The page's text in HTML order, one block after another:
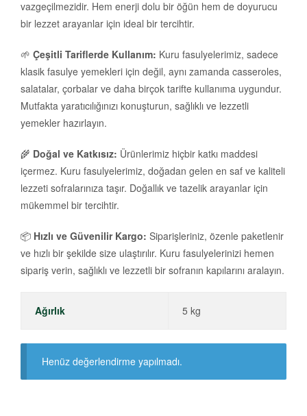
vazgeçilmezidir. Hem enerji dolu bir öğün hem de doyurucu
bir lezzet arayanlar için ideal bir tercihtir.
🌱 Çeşitli Tariflerde Kullanım: Kuru fasulyelerimiz, sadece
klasik fasulye yemekleri için değil, aynı zamanda casseroles,
salatalar, çorbalar ve daha birçok tarifte kullanıma uygundur.
Mutfakta yaratıcılığınızı konuşturun, sağlıklı ve lezzetli
yemekler hazırlayın.
🌾 Doğal ve Katkısız: Ürünlerimiz hiçbir katkı maddesi
içermez. Kuru fasulyelerimiz, doğadan gelen en saf ve kaliteli
lezzeti sofralarınıza taşır. Doğallık ve tazelik arayanlar için
mükemmel bir tercihtir.
📦 Hızlı ve Güvenilir Kargo: Siparişleriniz, özenle paketlenir
ve hızlı bir şekilde size ulaştırılır. Kuru fasulyelerinizi hemen
sipariş verin, sağlıklı ve lezzetli bir sofranın kapılarını aralayın.
Ağırlık 5 kg
Henüz değerlendirme yapılmadı.